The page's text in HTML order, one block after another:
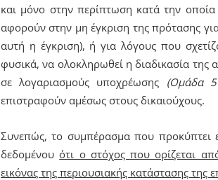
και μόνο στην περίπτωση κατά την
αφορούν στην μη έγκριση της πρότασης
αυτή η έγκριση), ή για λόγους που
φυσικά, να ολοκληρωθεί η διαδικασία
σε λογαριασμούς υποχρέωσης (Ομάδα 5
επιστραφούν αμέσως στους δικαιούχους.
Συνεπώς, το συμπέρασμα που προκύπτει
δεδομένουότι ο στόχος που ορίζεται
εικόνας της περιουσιακής κατάστασης της